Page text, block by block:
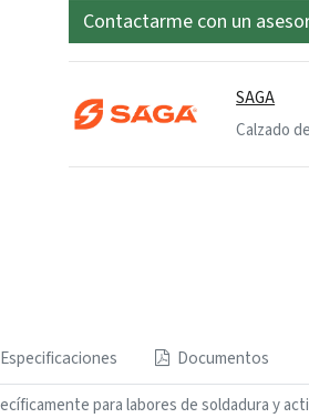
Contactarme con un
SAGA
Calzado
Especificaciones Documentos
para labores de soldadura y